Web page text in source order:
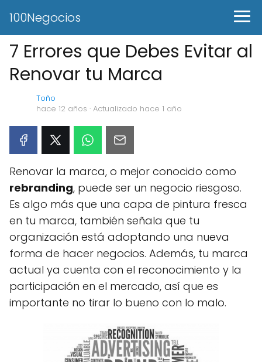
100Negocios
7 Errores que Debes Evitar al
Renovar tu Marca
Toño
hace 12 años · Actualizado hace 1 año
Renovar la marca, o mejor conocido como
rebranding, puede ser un negocio riesgoso.
Es algo más que una capa de pintura fresca
en tu marca, también señala que tu
organización está adoptando una nueva
forma de hacer negocios. Además, tu marca
actual ya cuenta con el reconocimiento y la
participación en el mercado, así que es
importante no tirar lo bueno con lo malo.